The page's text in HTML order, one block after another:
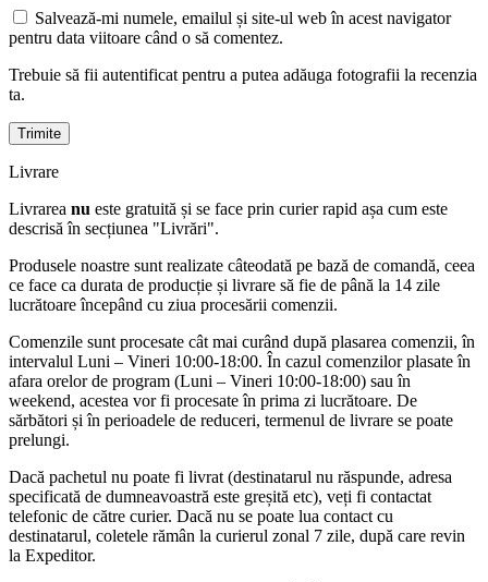
Salvează-mi numele, emailul și site-ul web în acest navigator
pentru data viitoare când o să comentez.
Trebuie să fii autentificat pentru a putea adăuga fotografii la recenzia
ta.
Livrare
Livrarea nu este gratuită și se face prin curier rapid așa cum este
descrisă în secțiunea "Livrări".
Produsele noastre sunt realizate câteodată pe bază de comandă, ceea
ce face ca durata de producție și livrare să fie de până la 14 zile
lucrătoare începând cu ziua procesării comenzii.
Comenzile sunt procesate cât mai curând după plasarea comenzii, în
intervalul Luni – Vineri 10:00-18:00. În cazul comenzilor plasate în
afara orelor de program (Luni – Vineri 10:00-18:00) sau în
weekend, acestea vor fi procesate în prima zi lucrătoare. De
sărbători și în perioadele de reduceri, termenul de livrare se poate
prelungi.
Dacă pachetul nu poate fi livrat (destinatarul nu răspunde, adresa
specificată de dumneavoastră este greșită etc), veți fi contactat
telefonic de către curier. Dacă nu se poate lua contact cu
destinatarul, coletele rămân la curierul zonal 7 zile, după care revin
la Expeditor.